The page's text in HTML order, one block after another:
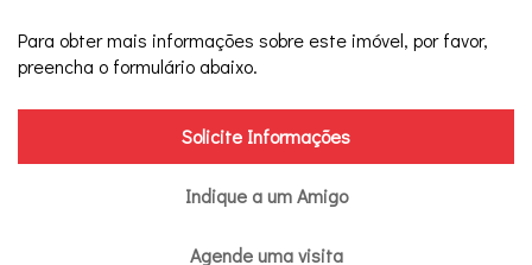
Para obter mais informações sobre este imóvel, por favor,
preencha o formulário abaixo.
Solicite Informações
Indique a um Amigo
Agende uma visita